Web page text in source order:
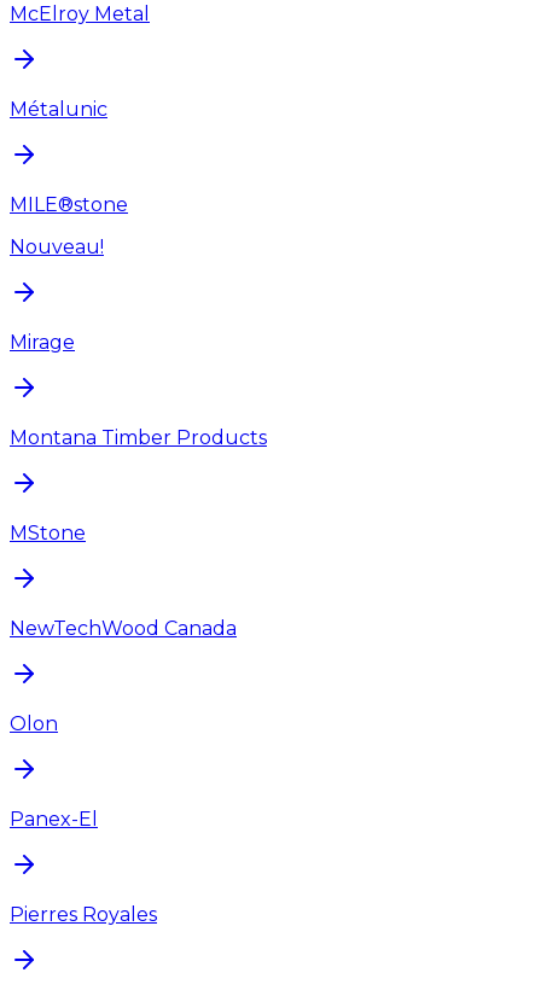
McElroy Metal
Métalunic
MILE®stone
Nouveau!
Mirage
Montana Timber Products
MStone
NewTechWood Canada
Olon
Panex-El
Pierres Royales